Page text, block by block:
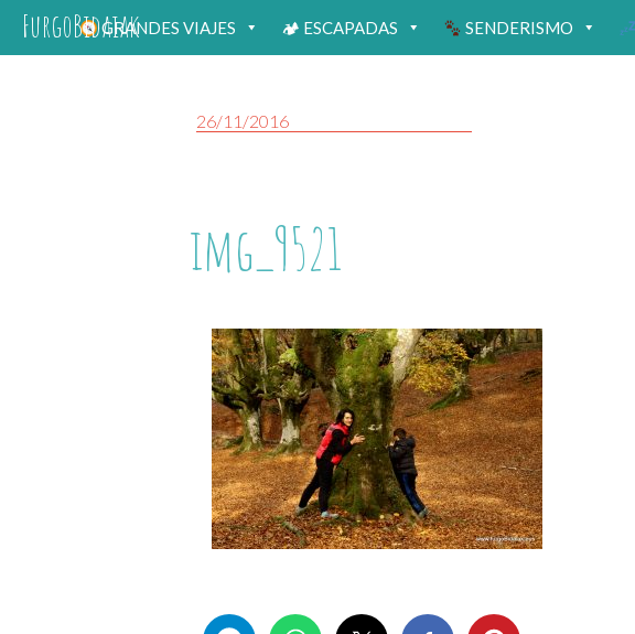
FurgoBidaiakGRANDES VIAJES 🏕 ESCAPADAS SENDERISMO
26/11/2016
img_9521